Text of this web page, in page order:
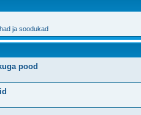
ja soodukad
pood